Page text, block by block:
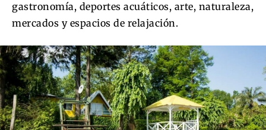
gastronomía, deportes acuáticos, arte, naturaleza,
mercados y espacios de relajación.